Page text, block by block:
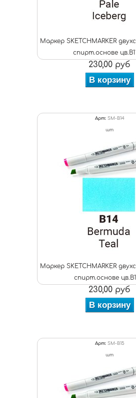
Маркер SKETCHMARKER
спирт.основе
230,00 руб
В корзину
Арт: SM-B14
шт
Маркер SKETCHMARKER
спирт.основе
230,00 руб
В корзину
Арт: SM-B15
шт